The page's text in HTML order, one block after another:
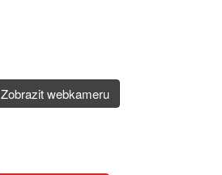
Zobrazit webkameru